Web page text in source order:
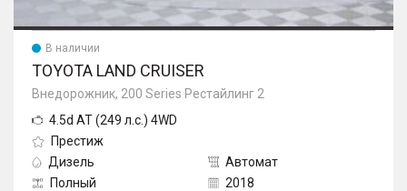
В наличии
TOYOTA LAND CRUISER
Внедорожник, 200 Series Рестайлинг 2
4.5d AT (249 л.с.) 4WD
Престиж
Дизель
Автомат
Полный
2018